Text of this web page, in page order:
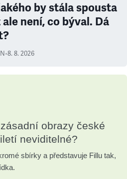
by stála spousta
není, co býval. Dá
•8. 8. 2026
obrazy české
neviditelné?
sbírky a představuje Fillu tak,